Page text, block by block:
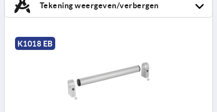
Tekening weergeven/verbergen
K1018 EB